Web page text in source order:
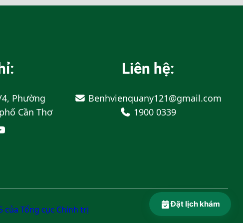
Phường
Cần Thơ
Liên hệ:
Benhvienquany121@gmail.com
1900 0339
của Tổng cục Chính trị
Đặt lịch khám